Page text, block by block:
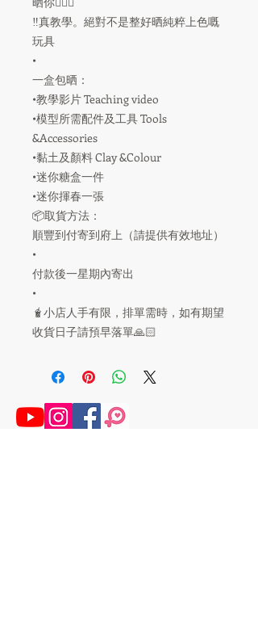
‼️真教學。絕對不是整好晒純粹上色嘅
玩具
•
一盒包晒：
•教學影片 Teaching video
•模型所需配件及工具 Tools
&Accessories
•黏土及顏料 Clay &Colour
•迷你糖盒一件
•迷你揮春一張
📦取貨方法：
順豐到付寄到府上（請提供有效地址）
•
付款後一星期內寄出
•
🧋小店人手有限，排單需時，如有期望
收貨日子請預早落單🙏🏻